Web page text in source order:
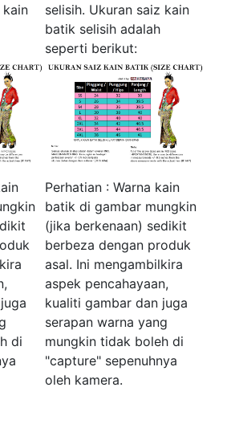
kain
di
selisih. Ukuran saiz kain
batik selisih adalah
seperti berikut:
Perhatian : Warna kain
batik di gambar mungkin
(jika berkenaan) sedikit
berbeza dengan produk
asal. Ini mengambilkira
aspek pencahayaan,
kualiti gambar dan juga
serapan warna yang
mungkin tidak boleh di
"capture" sepenuhnya
oleh kamera.